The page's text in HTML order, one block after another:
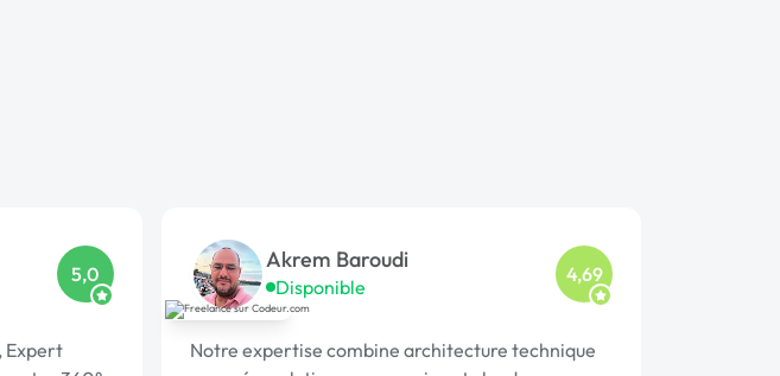
5,0
Expert
Akrem Baroudi
Disponible
4,69
Notre expertise combine architecture technique